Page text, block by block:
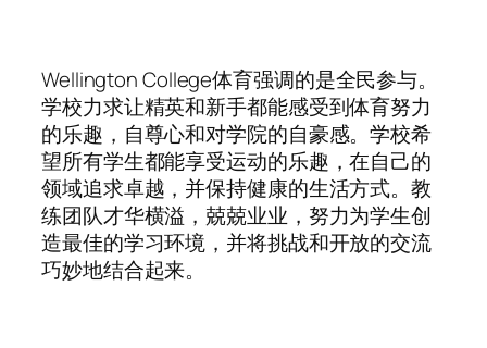
Wellington College体育强调的是全民参与。
学校力求让精英和新手都能感受到体育努力
的乐趣，自尊心和对学院的自豪感。学校希
望所有学生都能享受运动的乐趣，在自己的
领域追求卓越，并保持健康的生活方式。教
练团队才华横溢，兢兢业业，努力为学生创
造最佳的学习环境，并将挑战和开放的交流
巧妙地结合起来。